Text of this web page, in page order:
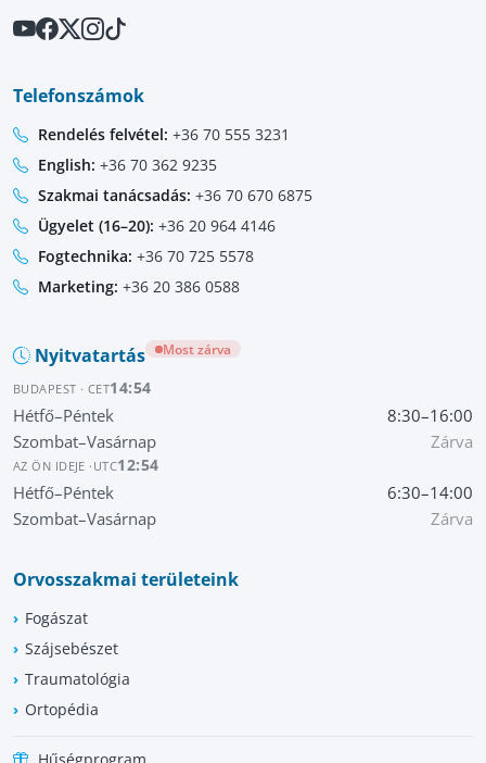
Telefonszámok
Rendelés felvétel: +36 70 555 3231
English: +36 70 362 9235
Szakmai tanácsadás: +36 70 670 6875
Ügyelet (16–20): +36 20 964 4146
Fogtechnika: +36 70 725 5578
Marketing: +36 20 386 0588
Nyitvatartás Most zárva
BUDAPEST · CET14:54
Hétfő–Péntek
8:30–16:00
Szombat–Vasárnap
Zárva
AZ ÖN IDEJE · UTC12:54
Hétfő–Péntek
6:30–14:00
Szombat–Vasárnap
Zárva
Orvosszakmai területeink
Fogászat
Szájsebészet
Traumatológia
Ortopédia